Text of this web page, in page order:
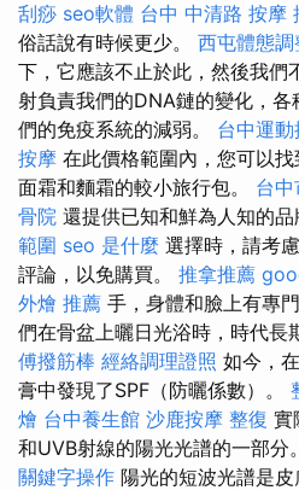
刮痧 seo軟體 台中 中清路 按摩
俗話說有時候更少。 西屯體態調
下，它應該不止於此，然後我們
射負責我們的DNA鏈的變化，
們的免疫系統的減弱。 台中運
按摩 在此價格範圍內，您可以
面霜和麵霜的較小旅行包。 台
骨院 還提供已知和鮮為人知的品
範圍 seo 是什麼 選擇時，請考
評論，以免購買。 推拿推薦
外燴 推薦 手，身體和臉上有專
們在骨盆上曬日光浴時，時代長
傅撥筋棒 經絡調理證照 如今，
膏中發現了SPF（防曬係數）。
燴 台中養生館 沙鹿按摩 整復 實
和UVB射線的陽光光譜的一部分
關鍵字操作 陽光的短波光譜是皮